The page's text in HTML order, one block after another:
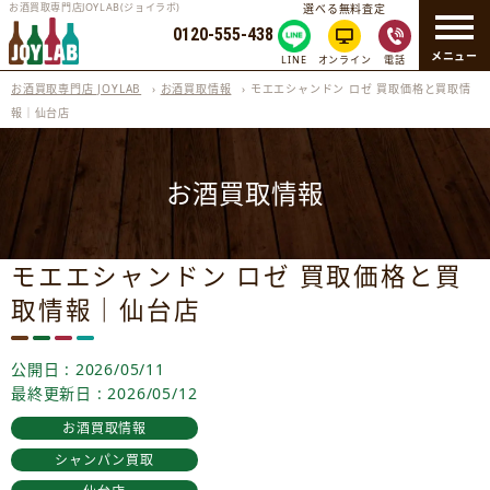
メニュー
お酒買取専門店JOYLAB(ジョイラボ)
0120-555-438
選べる無料査定
LINE オンライン 電話
お酒買取専門店 JOYLAB › お酒買取情報 › モエエシャンドン ロゼ 買取価格と買取情
報｜仙台店
お酒買取情報
モエエシャンドン ロゼ 買取価格と買
取情報｜仙台店
公開日 : 2026/05/11
最終更新日 : 2026/05/12
お酒買取情報
シャンパン買取